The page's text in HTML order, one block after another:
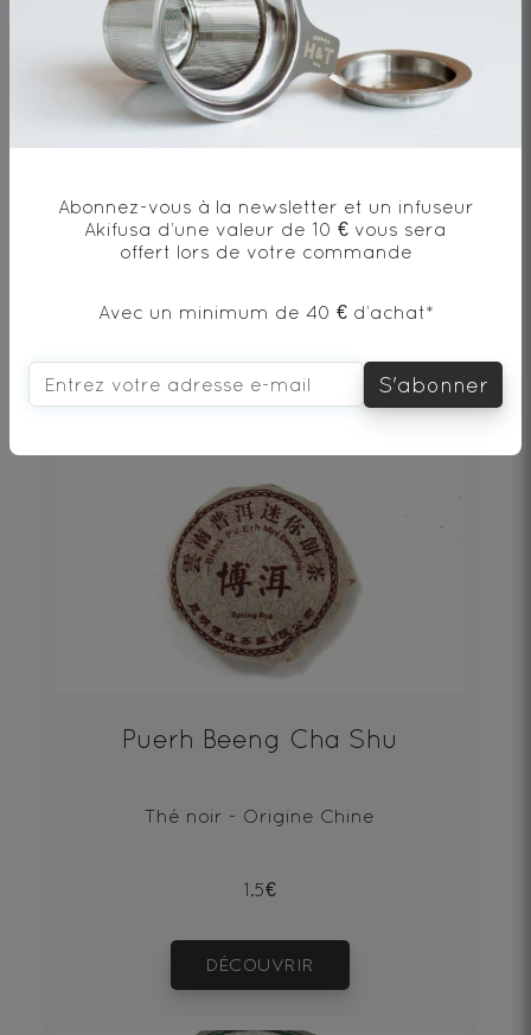
Thé noir - Origine Chine
19€
DÉCOUVRIR
Puerh Beeng Cha Shu
Thé noir - Origine Chine
1.5€
DÉCOUVRIR
Abonnez-vous à la newsletter et un infuseur
Akifusa d’une valeur de 10 € vous sera
offert lors de votre commande
Avec un minimum de 40 € d’achat*
S'abonner